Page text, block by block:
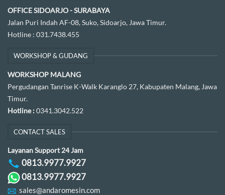
OFFICE SIDOARJO - SURABAYA
Jalan Puri Indah AF-08, Suko, Sidoarjo, Jawa Timur.
Hotline : 031.7438.455
WORKSHOP & GUDANG
WORKSHOP MALANG
Pergudangan Tanrise K-Walk Karanglo 27, Kabupaten Malang, Jawa
Timur.
Hotline :0341.3042.522
CONTACT SALES
Layanan Support 24 Jam
0813.9977.9927
0813.9977.9927
sales@andaromesin.com